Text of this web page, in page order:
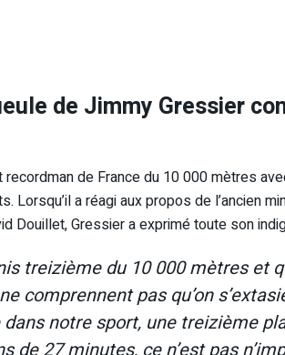
de Jimmy Gressier
de France du 10 000 mètres
Lorsqu’il a réagi aux propos de l’ancien
Douillet, Gressier a exprimé toute son
treizième du 10 000 mètres et
comprennent pas qu’on
notre sport, une treizième